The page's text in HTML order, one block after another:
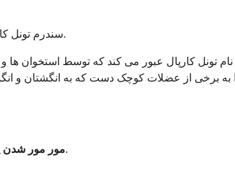
سندرم تونل کارپال زمانی رخ می دهد که عصب میانی، یکی از اعصاب اصلی دست، هنگام عبور از مچ دست فشرده یا له می شود.
تونل کارپال عبور می کند که توسط
به برخی از عضلات کوچک دست که به انگشتان
مور مور شدنمعمولاً در انگشت شست، اشاره، میانی و حلقه. این احساس اغلب افراد را از خواب بیدار می کند.